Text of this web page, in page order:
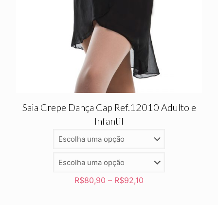
Saia Crepe Dança Cap Ref.12010 Adulto e
Infantil
R$80,90 – R$92,10